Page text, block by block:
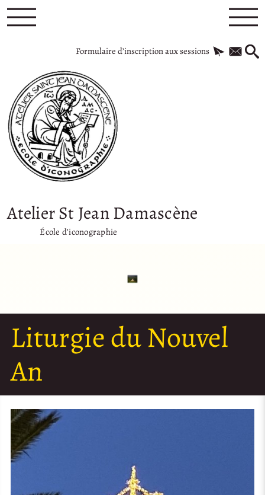
Formulaire d’inscription aux sessions
Atelier St Jean Damascène
École d’iconographie
Liturgie du Nouvel
An